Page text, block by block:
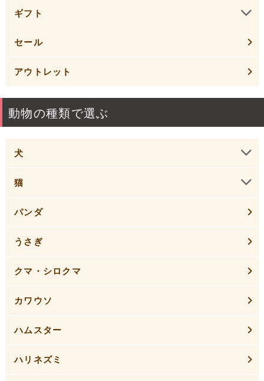
ギフト
セール
アウトレット
動物の種類で選ぶ
犬
猫
パンダ
うさぎ
クマ・シロクマ
カワウソ
ハムスター
ハリネズミ